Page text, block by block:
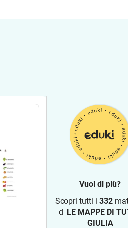
Vuoi di più?
Scopri tutti i 332
di LE MAPPE DI
GIULIA